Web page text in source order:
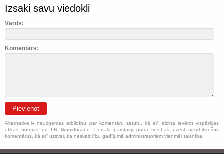
Izsaki savu viedokli
Vārds:
Komentārs:
Pievienot
Alternative.lv neuzņemas atbildību par komentāru saturu, kā arī aicina ievērot vispārējas
ētikas normas un LR likumdošanu. Portāla pārstāvji patur tiesības dzēst neatbilstošus
komentārus, kā arī uzsver, ka neskaidrību gadījumā administratoriem vienmēr taisnība.